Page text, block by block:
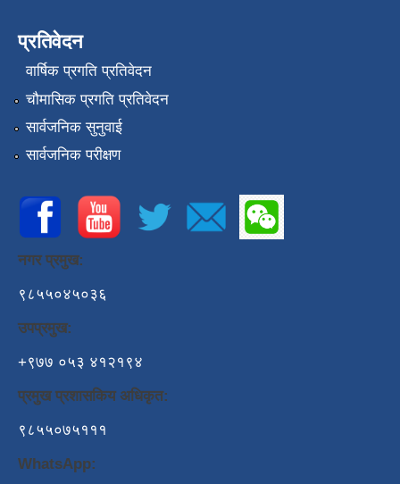
प्रतिवेदन
वार्षिक प्रगति प्रतिवेदन
चौमासिक प्रगति प्रतिवेदन
सार्वजनिक सुनुवाई
सार्वजनिक परीक्षण
नगर प्रमुख:
९८५५०४५०३६
उपप्रमुख:
+९७७ ०५३ ४१२१९४
प्रमुख प्रशासकिय अधिकृत:
९८५५०७५१११
WhatsApp: